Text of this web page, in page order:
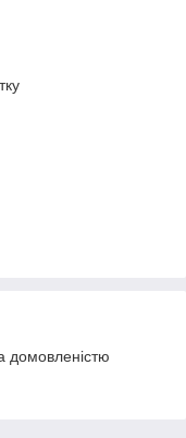
домовленістю